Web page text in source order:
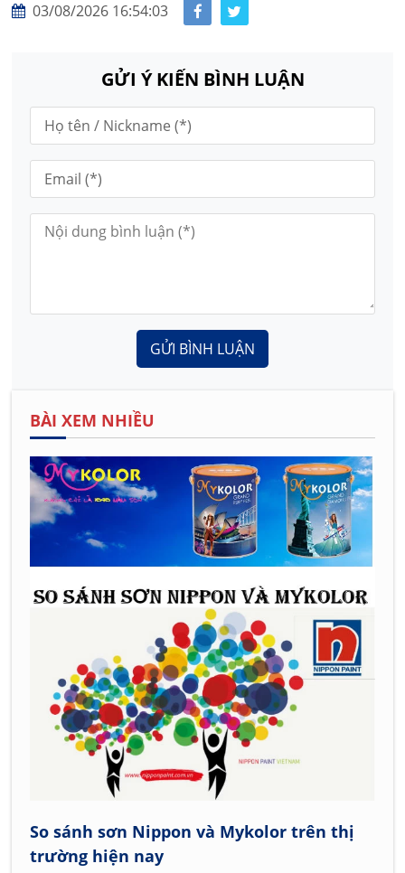
03/08/2026 16:54:03
GỬI Ý KIẾN BÌNH LUẬN
GỬI BÌNH LUẬN
BÀI XEM NHIỀU
So sánh sơn Nippon và Mykolor trên thị
trường hiện nay